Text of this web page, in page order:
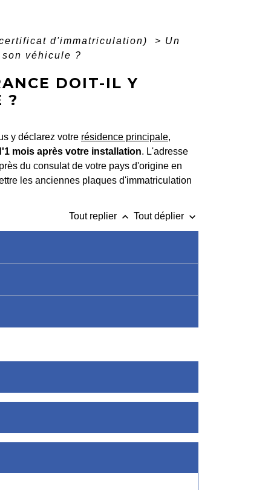
d'immatriculation) > Un
véhicule ?
DOIT-IL Y
?
y déclarez votre résidence principale,
mois après votre installation. L'adresse
du consulat de votre pays d'origine en
les anciennes plaques d'immatriculation
Tout replier keyboard_arrow_up Tout déplier keyboard_arrow_down